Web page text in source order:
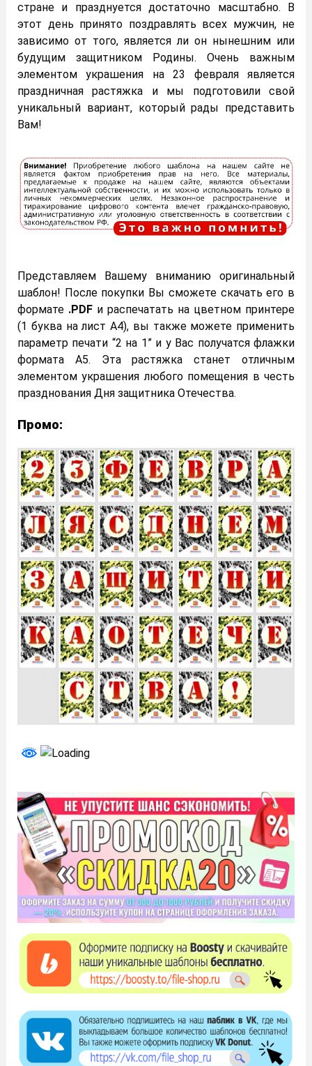
стране и празднуется достаточно масштабно. В
этот день принято поздравлять всех мужчин, не
зависимо от того, является ли он нынешним или
будущим защитником Родины. Очень важным
элементом украшения на 23 февраля является
праздничная растяжка и мы подготовили свой
уникальный вариант, который рады представить
Вам!
Представляем Вашему вниманию оригинальный
шаблон! После покупки Вы сможете скачать его в
формате .PDF и распечатать на цветном принтере
(1 буква на лист А4), вы также можете применить
параметр печати “2 на 1” и у Вас получатся флажки
формата А5. Эта растяжка станет отличным
элементом украшения любого помещения в честь
празднования Дня защитника Отечества.
Промо: